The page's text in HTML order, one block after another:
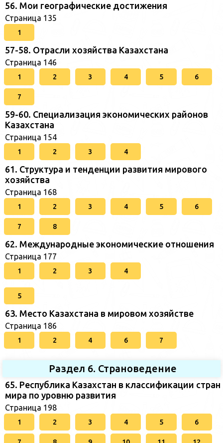
56. Мои географические достижения
Страница 135
1
57-58. Отрасли хозяйства Казахстана
Страница 146
1 2 3 4 5 6
7
59-60. Специализация экономических районов
Казахстана
Страница 154
1 2 3 4
61. Структура и тенденции развития мирового
хозяйства
Страница 168
1 2 3 4 5 6
7 8
62. Международные экономические отношения
Страница 177
1 2 3 4
5
63. Место Казахстана в мировом хозяйстве
Страница 186
1 2 4 6 7
Раздел 6. Страноведение
65. Республика Казахстан в классификации стран
мира по уровню развития
Страница 198
1 2 3 4 5 6